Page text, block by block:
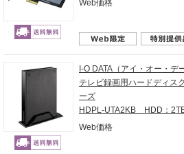
Web価格
I-O DATA（アイ・オー・デ
テレビ録画用ハードディス
ーズ
HDPL-UTA2KB HDD：
Web価格